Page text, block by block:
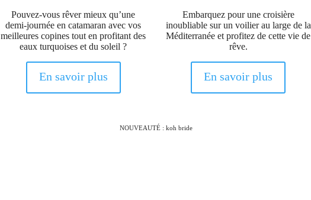
Pouvez-vous rêver mieux qu’une
demi-journée en catamaran avec vos
meilleures copines tout en profitant des
eaux turquoises et du soleil ?
En savoir plus
Embarquez pour une croisière
inoubliable sur un voilier au large de la
Méditerranée et profitez de cette vie de
rêve.
En savoir plus
NOUVEAUTÉ : koh bride